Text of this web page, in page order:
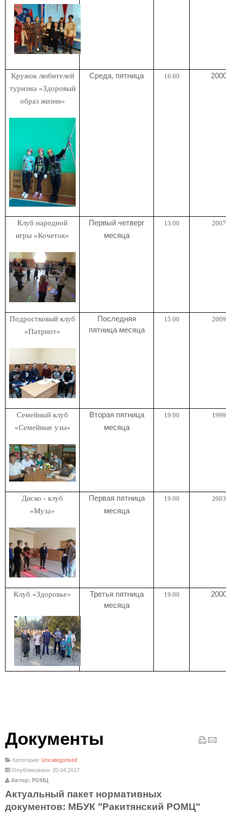
Кружок любителей
туризма «Здоровый
образ жизни»
Среда, пятница 16.00
Клуб народной
игры «Кочеток»
Первый четверг
месяца
13.00 2007
Подростковый клуб
«Патриот»
Последняя
пятница месяца
15.00 2009
Семейный клуб
«Семейные узы»
Вторая пятница
месяца
19.00 1999
Диско - клуб
«Муза»
Первая пятница
месяца
19.00 2003
Клуб «Здоровье»
Третья пятница
месяца
19.00
Документы
Категория: Uncategorised
Опубликовано: 20.04.2017
Автор: РОМЦ
Актуальный пакет нормативных
документов: МБУК "Ракитянский РОМЦ"